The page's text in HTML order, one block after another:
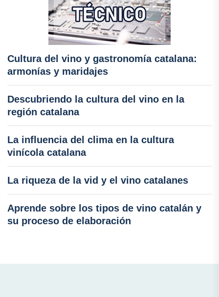
Cultura del vino y gastronomía catalana:
armonías y maridajes
Descubriendo la cultura del vino en la
región catalana
La influencia del clima en la cultura
vinícola catalana
La riqueza de la vid y el vino catalanes
Aprende sobre los tipos de vino catalán y
su proceso de elaboración